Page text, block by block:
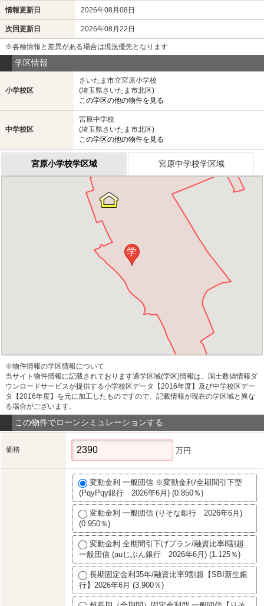
情報更新日 2026年08月08日
次回更新日 2026年08月22日
※各種情報と差異がある場合は現況優先となります
学区情報
小学校区
さいたま市立宮原小学校
(埼玉県さいたま市北区)
この学区の他の物件を見る
中学校区
宮原中学校
(埼玉県さいたま市北区)
この学区の他の物件を見る
宮原小学校学区域 宮原中学校学区域
学
※物件情報の学区情報について
当サイト物件情報に記載されております通学区域(学区)情報は、国土数値情報ダ
ウンロードサービスが提供する小学校区データ【2016年度】及び中学校区デー
タ【2016年度】を元に加工したものですので、記載情報が現在の学区域と異な
る場合がございます。
この物件でローンシミュレーションする
価格 万円
変動金利 一般団信 ※変動金利/全期間引下型
(PqyPqy銀行 2026年6月) (0.850％)
変動金利 一般団信 (りそな銀行 2026年6月)
(0.950％)
変動金利 全期間引下げプラン/融資比率8割超
一般団信 (auじぶん銀行 2026年6月) (1.125％)
長期固定金利35年/融資比率9割超【SBI新生銀
行】2026年6月 (3.900％)